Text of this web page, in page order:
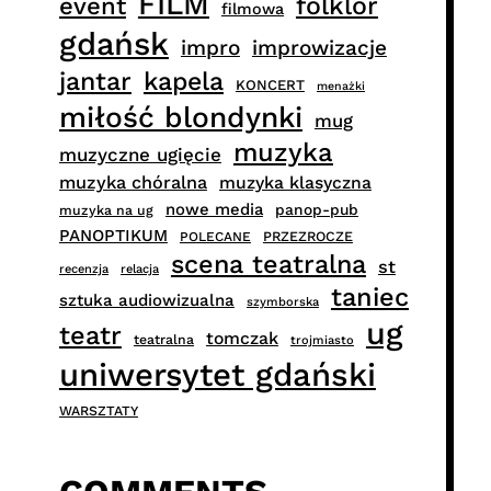
event filmowa
gdańsk impro improwizacje
jantar kapela KONCERT menażki
miłość blondynki mug
muzyczne ugięcie muzyka
muzyka chóralna muzyka klasyczna
muzyka na ug nowe media panop-pub
PANOPTIKUM POLECANE PRZEZROCZE
recenzja relacja scena teatralna st
sztuka audiowizualna szymborska
taniec
teatr
teatralna tomczak trojmiasto
ug
uniwersytet gdański
WARSZTATY